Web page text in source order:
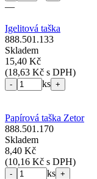
—
Igelitová taška
888.501.133
Skladem
15,40 Kč
(18,63 Kč s DPH)
- ks +
Papírová taška Zetor
888.501.170
Skladem
8,40 Kč
(10,16 Kč s DPH)
- ks +